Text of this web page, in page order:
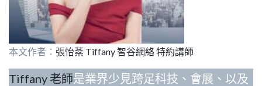
本文作者： 張怡棻 Tiffany 智谷網絡 特約講師
Tiffany 老師是業界少見跨足科技、會展、以及